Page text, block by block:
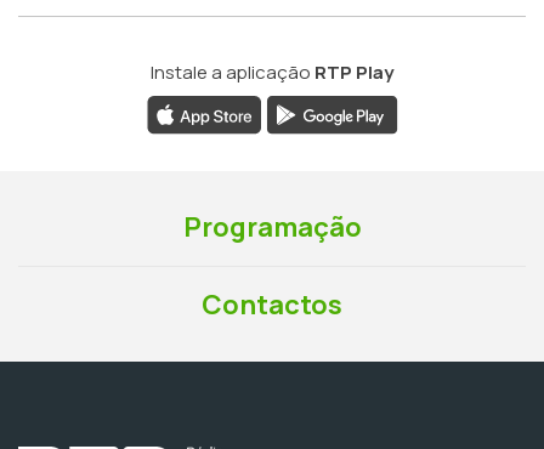
Instale a aplicação RTP Play
Programação
Contactos